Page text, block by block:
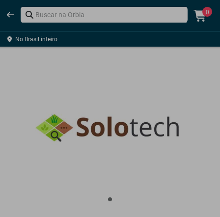
0
No Brasil inteiro